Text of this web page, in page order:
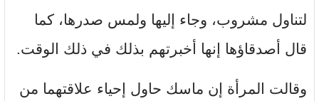
لتناول مشروب، وجاء إليها ولمس صدرها، كما
قال أصدقاؤها إنها أخبرتهم بذلك في ذلك الوقت.
وقالت المرأة إن ماسك حاول إحياء علاقتهما من